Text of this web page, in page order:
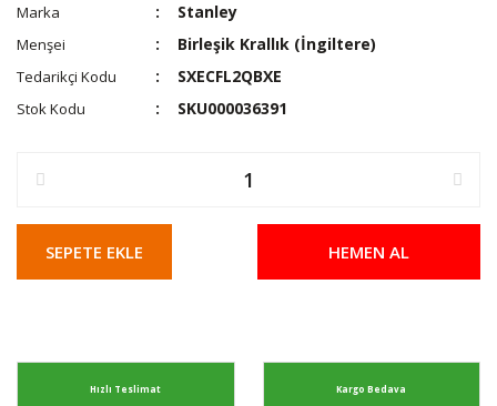
Marka Stanley
Menşei Birleşik Krallık (İngiltere)
Tedarikçi Kodu SXECFL2QBXE
Stok Kodu SKU000036391
SEPETE EKLE HEMEN AL
Hızlı Teslimat Kargo Bedava